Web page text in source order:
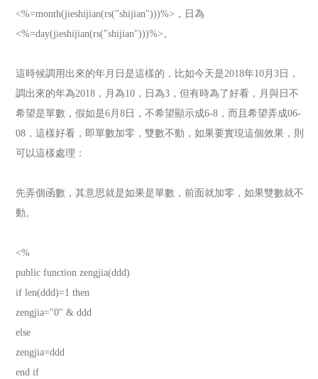
<%=month(jieshijian(rs("shijian")))%>，日為
<%=day(jieshijian(rs("shijian")))%>。
這時候調用出來的年月日是這樣的，比如今天是2018年10月3日，
調出來的年為2018，月為10，日為3，但有時為了好看，月與日不
希望是單數，假如是6月8日，不希望顯示成6-8，而且希望弄成06-
08，這樣好看，即單數加零，雙數不動，如果要實現這個效果，則
可以這樣處理：
先弄個函數，其意思就是如果是單數，前面就加零，如果雙數就不
動。
<%
public function zengjia(ddd)
if len(ddd)=1 then
zengjia="0" & ddd
else
zengjia=ddd
end if